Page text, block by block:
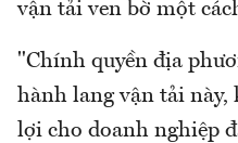
vận tải ven bờ một
"Chính quyền địa
hành lang vận tải
lợi cho doanh nghiệp